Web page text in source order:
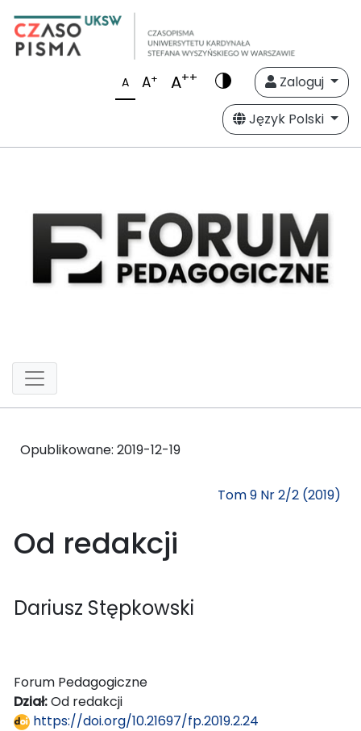
A A+ A++
Zaloguj
Język Polski
Opublikowane: 2019-12-19
Tom 9 Nr 2/2 (2019)
Od redakcji
Dariusz Stępkowski
Forum Pedagogiczne
Dział:Od redakcji
https://doi.org/10.21697/fp.2019.2.24